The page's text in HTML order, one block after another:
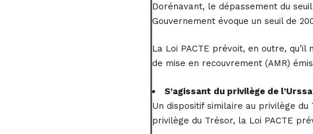
Dorénavant, le dépassement du
Gouvernement évoque un seuil de
La Loi PACTE prévoit, en outre,
de mise en recouvrement (AMR)
S’agissant du privilège de
Un dispositif similaire au privilège
privilège du Trésor, la Loi PACTE